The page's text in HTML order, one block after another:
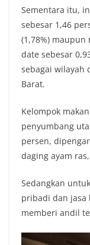
Sementara itu,
sebesar 1,46
(1,78%) maupun
date sebesar
sebagai wilayah
Barat.
Kelompok
penyumbang
persen,
daging ayam
Sedangkan
pribadi dan jasa
memberi andil